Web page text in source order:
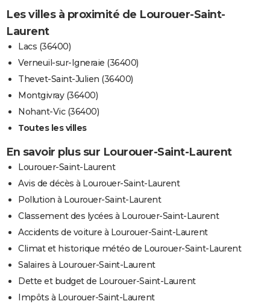
Les villes à proximité de Lourouer-Saint-
Laurent
Lacs (36400)
Verneuil-sur-Igneraie (36400)
Thevet-Saint-Julien (36400)
Montgivray (36400)
Nohant-Vic (36400)
Toutes les villes
En savoir plus sur Lourouer-Saint-Laurent
Lourouer-Saint-Laurent
Avis de décès à Lourouer-Saint-Laurent
Pollution à Lourouer-Saint-Laurent
Classement des lycées à Lourouer-Saint-Laurent
Accidents de voiture à Lourouer-Saint-Laurent
Climat et historique météo de Lourouer-Saint-Laurent
Salaires à Lourouer-Saint-Laurent
Dette et budget de Lourouer-Saint-Laurent
Impôts à Lourouer-Saint-Laurent